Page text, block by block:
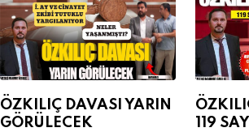
ÖZKILIÇ DAVASI YARIN
GÖRÜLECEK
119